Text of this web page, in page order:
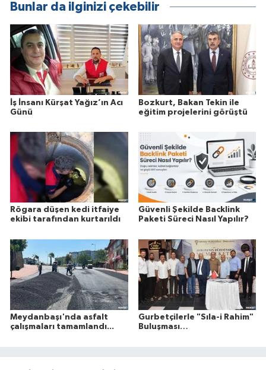
Bunlar da ilginizi çekebilir
İş İnsanı Kürşat Yağız’ın Acı
Günü
Bozkurt, Bakan Tekin ile
eğitim projelerini görüştü
Rögara düşen kedi itfaiye
ekibi tarafından kurtarıldı
Güvenli Şekilde Backlink
Paketi Süreci Nasıl Yapılır?
Meydanbaşı'nda asfalt
çalışmaları tamamlandı...
Gurbetçilerle "Sıla-i Rahim"
Buluşması…